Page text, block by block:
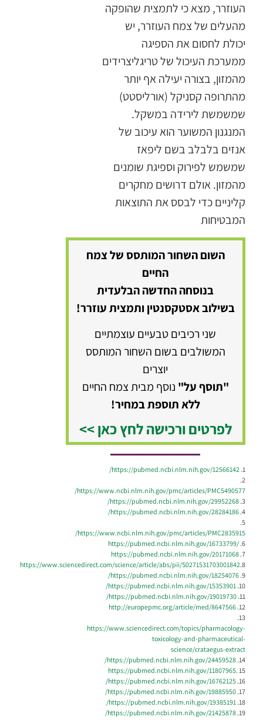
העוזרר, מצא כי לתמצית שהופקה
מהעלים של צמח העוזרר, יש
יכולת לחסום את הספיגה
ממערכת העיכול של טריגליצרידים
מהמזון, בצורה יעילה אף יותר
מהתרופה קסניקל (אורליסטט)
שמשמשת לירידה במשקל.
המנגנון המשוער הוא עיכוב של
אנזים בלבלב בשם ליפאז
שמשמש לפירוק וספיגת שומנים
מהמזון. אולם דרושים מחקרים
קליניים כדי לבסס את התוצאות
המבטיחות
השום השחור המותסס של צמח
החיים
בנוסחה החדשה הבלעדית
בשילוב אסטקסנטין ותמצית עוזרר!
שני רכיבים טבעיים עוצמתיים
המשולבים בשום השחור המותסס
יוצרים
"תוסף על" נוסף מבית צמח החיים
ללא תוספת במחיר!
לפרטים ורכישה לחץ כאן >>
1.
https://pubmed.ncbi.nlm.nih.gov/12566142/
2.
https://www.ncbi.nlm.nih.gov/pmc/articles/PMC5490577/
3.
https://pubmed.ncbi.nlm.nih.gov/29952268/
4.
https://pubmed.ncbi.nlm.nih.gov/28284186/
5.
https://www.ncbi.nlm.nih.gov/pmc/articles/PMC2835915/
https://pubmed.ncbi.nlm.nih.gov/16733799/.6
https://pubmed.ncbi.nlm.nih.gov/20171068.7
8.
https://www.sciencedirect.com/science/article/abs/pii/S0271531703001842
9.
https://pubmed.ncbi.nlm.nih.gov/18254076/
10.
https://pubmed.ncbi.nlm.nih.gov/15353901/
11.
https://pubmed.ncbi.nlm.nih.gov/19019730/
12.
http://europepmc.org/article/med/8647566
13.
https://www.sciencedirect.com/topics/pharmacology-
toxicology-and-pharmaceutical-
science/crataegus-extract
14.
https://pubmed.ncbi.nlm.nih.gov/24459528/
https://pubmed.ncbi.nlm.nih.gov/11807965. 15
16.
https://pubmed.ncbi.nlm.nih.gov/16762125/
17.
https://pubmed.ncbi.nlm.nih.gov/19885950/
18.
https://pubmed.ncbi.nlm.nih.gov/19385191/
19.
https://pubmed.ncbi.nlm.nih.gov/21425878/